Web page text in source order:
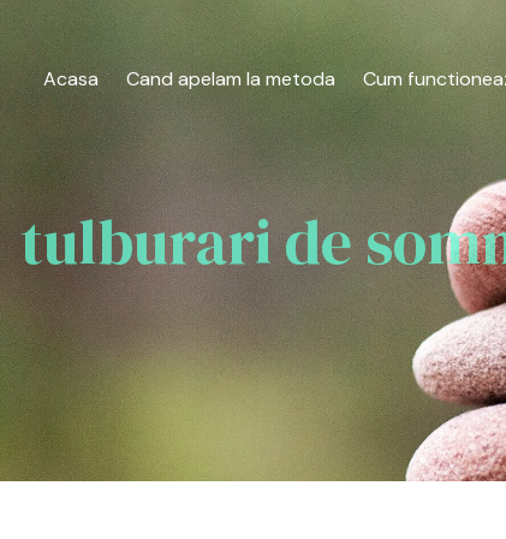
Cautare...
Acasa Cand apelam la metoda Cum
tulburari de